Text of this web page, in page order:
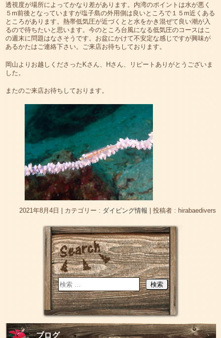
透視度が場所によってかなり差があります。内湾のポイントは水が悪く
５m前後となっていますが塩子島の外用側は良いところで１５m近くある
ところがあります。熱帯低気圧が近づくとと水をかき混ぜて良い潮が入
るので待ちたいと思います。今のところ台風になる低気圧のコースはこ
の週末に問題はなさそうです。お盆にかけて不安定な感じですが興味が
あるかたはご連絡下さい。ご来店お待ちしております。
岡山よりお越しくださったKさん、Hさん、リピートありがとうございま
した。
またのご来店お待ちしております。
2021年8月4日 | カテゴリー : ダイビング情報 | 投稿者 : hirabaedivers
ブログ